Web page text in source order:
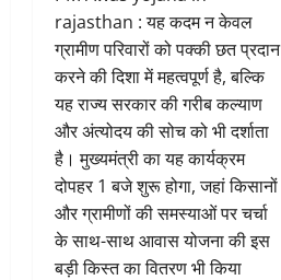
rajasthan : यह कदम न केवल
ग्रामीण परिवारों को पक्की छत प्रदान
करने की दिशा में महत्वपूर्ण है, बल्कि
यह राज्य सरकार की गरीब कल्याण
और अंत्योदय की सोच को भी दर्शाता
है। मुख्यमंत्री का यह कार्यक्रम
दोपहर 1 बजे शुरू होगा, जहां किसानों
और ग्रामीणों की समस्याओं पर चर्चा
के साथ-साथ आवास योजना की इस
बड़ी किस्त का वितरण भी किया